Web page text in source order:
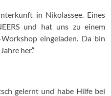
in Nikolassee. Eines
und hat uns zu einem
eingeladen. Da bin
her.“
gelernt und habe Hilfe bei